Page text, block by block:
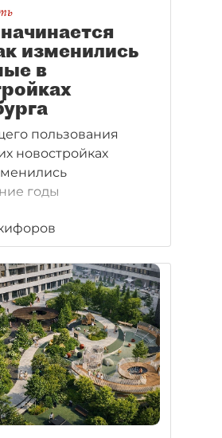
изменились
в
пользования
новостройках
годы